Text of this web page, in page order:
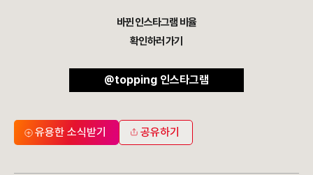
바뀐 인스타그램 비율
확인하러 가기
@topping 인스타그램
유용한 소식받기 공유하기